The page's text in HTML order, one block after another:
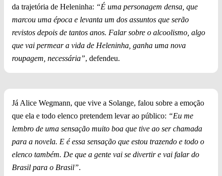
da trajetória de Heleninha: “É uma personagem densa, que
marcou uma época e levanta um dos assuntos que serão
revistos depois de tantos anos. Falar sobre o alcoolismo, algo
que vai permear a vida de Heleninha, ganha uma nova
roupagem, necessária”, defendeu.
Já Alice Wegmann, que vive a Solange, falou sobre a emoção
que ela e todo elenco pretendem levar ao público: “Eu me
lembro de uma sensação muito boa que tive ao ser chamada
para a novela. E é essa sensação que estou trazendo e todo o
elenco também. De que a gente vai se divertir e vai falar do
Brasil para o Brasil”.